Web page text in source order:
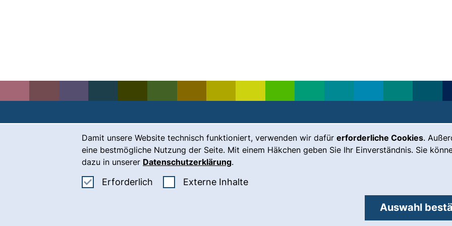
Damit unsere Website technisch funktioniert, verwenden wir dafür erforderliche Cookies.
eine bestmögliche Nutzung der Seite. Mit einem Häkchen geben Sie Ihr Einverständnis. Sie
dazu in unserer Datenschutzerklärung.
Erforderlich Erforderliche Cookies akzeptieren
Externe Inhalte: Externe Inhalte / Cookies akzeptieren
Auswahl
Kontakt
Karriere
Presse
(externer Link, öffnet neues Fenster)
Leichte Sprache
Gebärdensprache
Impressum
Cookie-
Einstellungen